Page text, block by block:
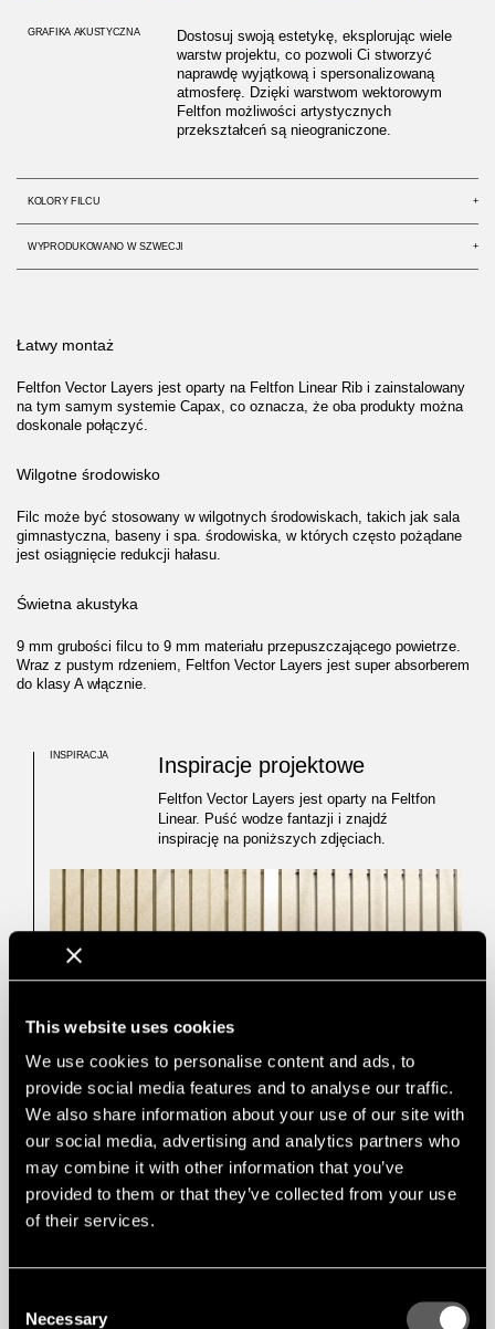
This website uses cookies
We use cookies to personalise content and ads, to
provide social media features and to analyse our traffic.
We also share information about your use of our site with
our social media, advertising and analytics partners who
may combine it with other information that you’ve
provided to them or that they’ve collected from your use
of their services.
Selection
Necessary
GRAFIKA AKUSTYCZNA
Dostosuj swoją estetykę, eksplorując wiele
warstw projektu, co pozwoli Ci stworzyć
naprawdę wyjątkową i spersonalizowaną
atmosferę. Dzięki warstwom wektorowym
Feltfon możliwości artystycznych
przekształceń są nieograniczone.
KOLORY FILCU +
WYPRODUKOWANO W SZWECJI +
Łatwy montaż
Feltfon Vector Layers jest oparty na Feltfon Linear Rib i zainstalowany
na tym samym systemie Capax, co oznacza, że oba produkty można
doskonale połączyć.
Wilgotne środowisko
Filc może być stosowany w wilgotnych środowiskach, takich jak sala
gimnastyczna, baseny i spa. środowiska, w których często pożądane
jest osiągnięcie redukcji hałasu.
Świetna akustyka
9 mm grubości filcu to 9 mm materiału przepuszczającego powietrze.
Wraz z pustym rdzeniem, Feltfon Vector Layers jest super absorberem
do klasy A włącznie.
INSPIRACJA Inspiracje projektowe
Feltfon Vector Layers jest oparty na Feltfon
Linear. Puść wodze fantazji i znajdź
inspirację na poniższych zdjęciach.